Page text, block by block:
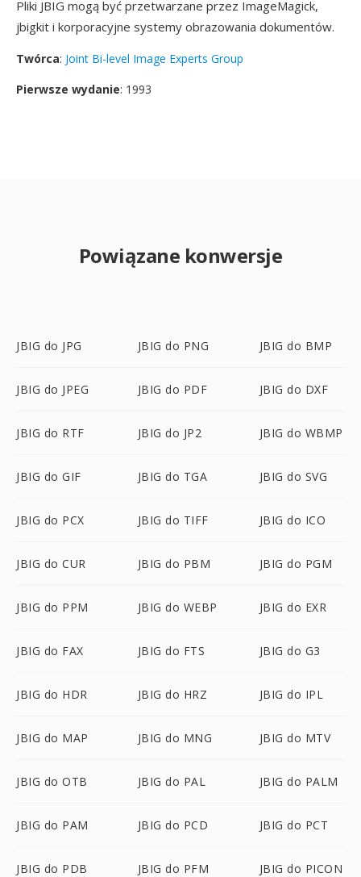
Pliki JBIG mogą być przetwarzane przez ImageMagick,
jbigkit i korporacyjne systemy obrazowania dokumentów.
Twórca: Joint Bi-level Image Experts Group
Pierwsze wydanie: 1993
Powiązane konwersje
JBIG do JPG JBIG do PNG JBIG do BMP
JBIG do JPEG JBIG do PDF JBIG do DXF
JBIG do RTF JBIG do JP2 JBIG do WBMP
JBIG do GIF JBIG do TGA JBIG do SVG
JBIG do PCX JBIG do TIFF JBIG do ICO
JBIG do CUR JBIG do PBM JBIG do PGM
JBIG do PPM JBIG do WEBP JBIG do EXR
JBIG do FAX JBIG do FTS JBIG do G3
JBIG do HDR JBIG do HRZ JBIG do IPL
JBIG do MAP JBIG do MNG JBIG do MTV
JBIG do OTB JBIG do PAL JBIG do PALM
JBIG do PAM JBIG do PCD JBIG do PCT
JBIG do PDB JBIG do PFM JBIG do PICON